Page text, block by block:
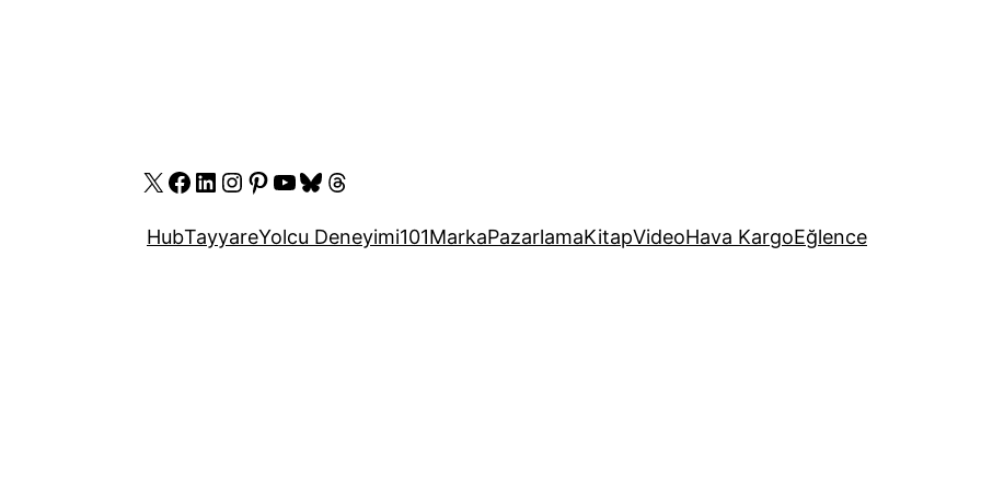
X Facebook
LinkedIn
Instagram
Pinterest
YouTube
Bluesky
Threads
HubTayyareYolcu Deneyimi101MarkaPazarlamaKitapVideoHava KargoEğlence